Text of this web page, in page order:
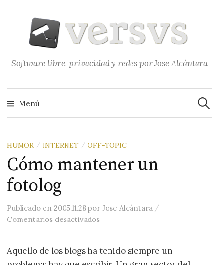
contenido
Software libre, privacidad y redes por Jose Alcántara
Menú
HUMOR / INTERNET / OFF-TOPIC
Cómo mantener un
fotolog
Publicado en2005.11.28 porJose Alcántara /
Comentarios desactivadosen Cómo mantener un fotolog
Aquello de los blogs ha tenido siempre un